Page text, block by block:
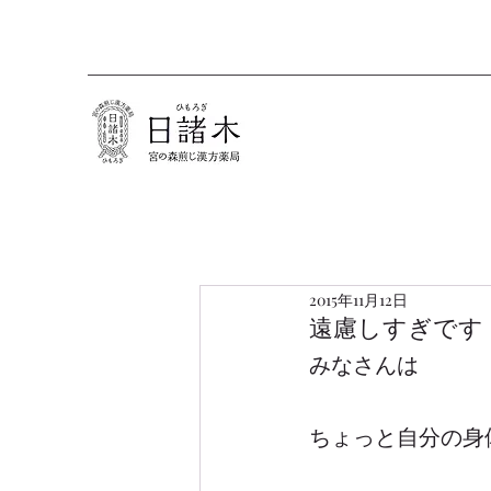
遠慮しすぎです
2015年11月12日
みなさんは
ちょっと自分の身